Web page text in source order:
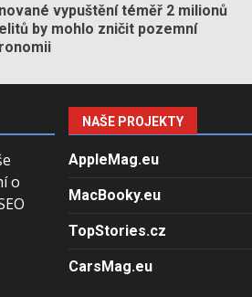
vypuštění téměř 2 milionů
by mohlo zničit pozemní
o
NAŠE PROJEKTY
AppleMag.eu
MacBooky.eu
TopStories.cz
CarsMag.eu